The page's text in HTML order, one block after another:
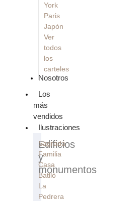
York
Paris
Japón
Ver
todos
los
carteles
Nosotros
Los
más
vendidos
Ilustraciones
Edificios
y
monumentos
Sagrada
Familia
Casa
Batllò
La
Pedrera